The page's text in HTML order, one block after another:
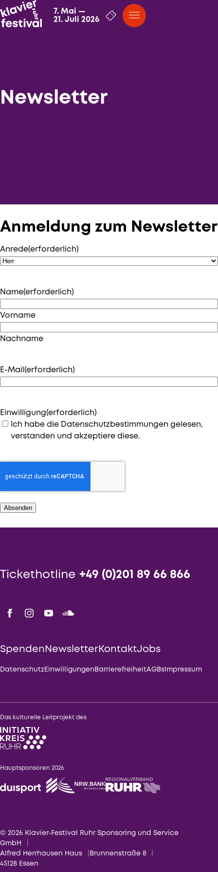
7. Mai —
21. Juli 2026
Newsletter
Anmeldung zum Newsletter
Anrede(erforderlich)
Name(erforderlich)
Vorname
Nachname
E-Mail (erforderlich)
Einwilligung(erforderlich)
Ich habe die Datenschutzbestimmungen gelesen,
verstanden und akzeptiere diese.
Absenden
Tickethotline +49 (0)201 89 66 866
Spenden NewsletterKontaktJobs
DatenschutzEinwilligungen BarrierefreiheitAGBs Impressum
Das kulturelle Leitprojekt des
Hauptsponsoren 2026
© 2026 Klavier-Festival Ruhr Sponsoring und Service
GmbH
Alfred Herrhausen Haus
Brunnenstraße 8
45128 Essen